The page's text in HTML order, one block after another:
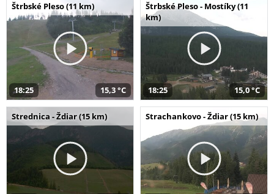
Štrbské Pleso (11 km)
18:25 15,3 °C
Štrbské Pleso - Mostíky (11
km)
18:25 15,0 °C
Strednica - Ždiar (15 km) Strachankovo - Ždiar (15 km)